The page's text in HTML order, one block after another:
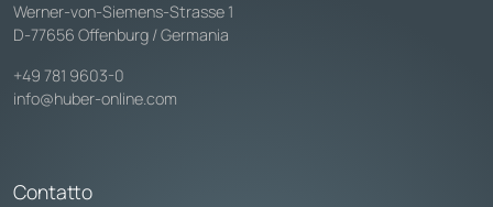
Werner-von-Siemens-Strasse 1
D-77656 Offenburg / Germania
+49 781 9603-0
info@huber-online.com
Contatto